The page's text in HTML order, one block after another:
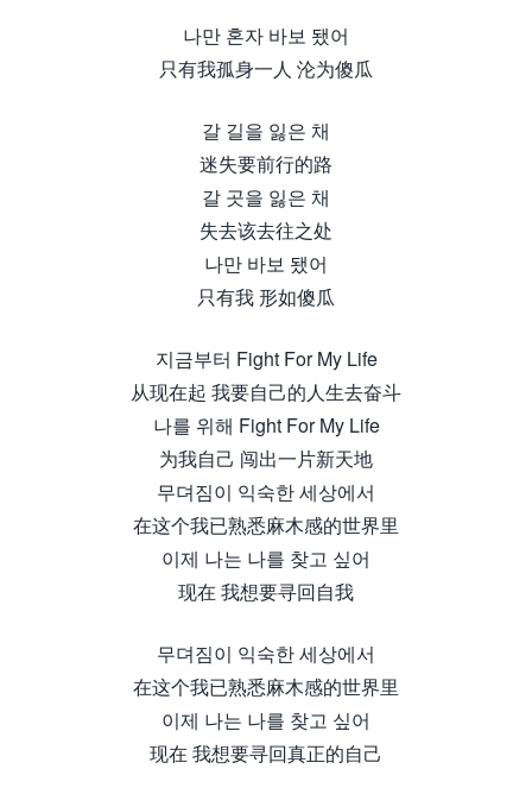
나만 혼자 바보 됐어
只有我孤身一人 沦为傻瓜
갈 길을 잃은 채
迷失要前行的路
갈 곳을 잃은 채
失去该去往之处
나만 바보 됐어
只有我 形如傻瓜
지금부터 Fight For My Life
从现在起 我要自己的人生去奋斗
나를 위해 Fight For My Life
为我自己 闯出一片新天地
무뎌짐이 익숙한 세상에서
在这个我已熟悉麻木感的世界里
이제 나는 나를 찾고 싶어
现在 我想要寻回自我
무뎌짐이 익숙한 세상에서
在这个我已熟悉麻木感的世界里
이제 나는 나를 찾고 싶어
现在 我想要寻回真正的自己